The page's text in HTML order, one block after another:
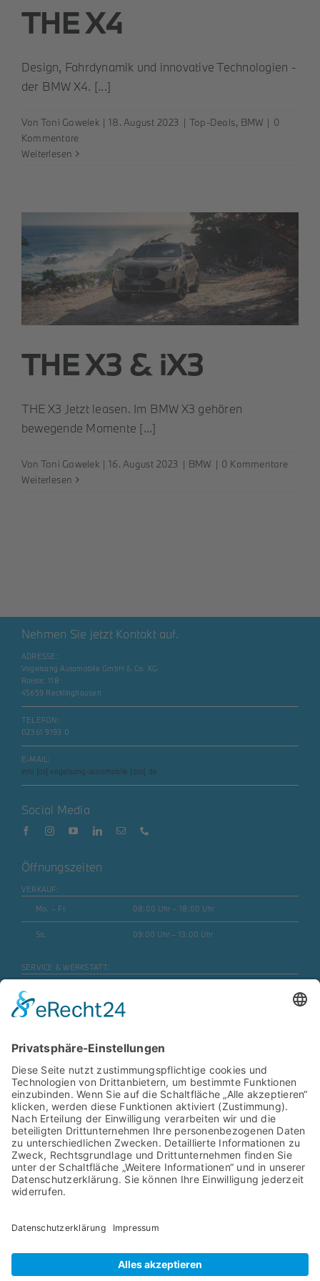
THE X4
Design, Fahrdynamik und innovative Technologien -
der BMW X4. [...]
Von Toni Gawelek | 18. August 2023 | Top-Deals, BMW | 0
Kommentare
Weiterlesen
THE X3 & iX3
THE X3 Jetzt leasen. Im BMW X3 gehören
bewegende Momente [...]
Von Toni Gawelek | 16. August 2023 | BMW | 0 Kommentare
Weiterlesen
Nehmen Sie jetzt Kontakt auf.
ADRESSE:
Vogelsang Automobile GmbH & Co. KG
Rottstr. 118
45659 Recklinghausen
TELEFON:
02361 9193 0
E-MAIL:
info [at] vogelsang-automobile [dot] de
Social Media
Öffnungszeiten
VERKAUF:
Mo. – Fr.
08:00 Uhr – 18:00 Uhr
Sa. 09:00 Uhr – 13:00 Uhr
SERVICE & WERKSTATT:
Mo. – Fr. (Motorrad)
ERSATZTEILE & ZUBEHÖR:
Mo. – Fr. 08:00 Uhr – 17:00 Uhr
Mo. – Fr. (Motorrad) 08:00 Uhr – 16:30 Uhr
SB- WASCHANLAGE:
Mo. – Sa.
Navigation